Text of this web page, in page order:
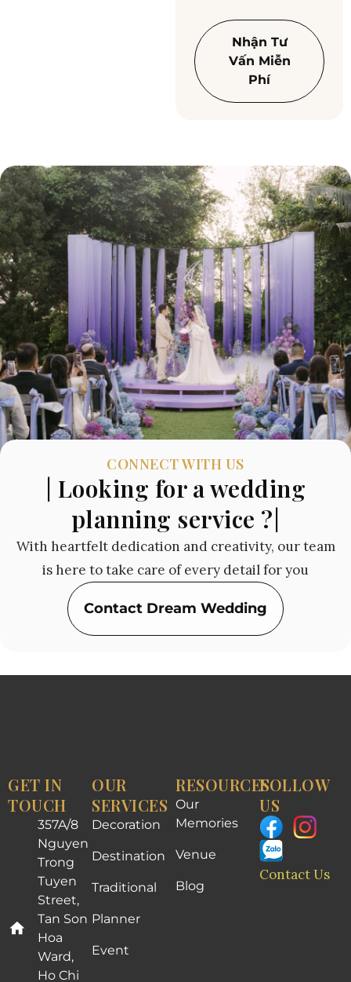
Nhận Tư
Vấn Miễn
Phí
CONNECT WITH US
| Looking for a wedding
planning service ?|
With heartfelt dedication and creativity, our team
is here to take care of every detail for you
Contact Dream Wedding
GET IN
TOUCH
357A/8
Nguyen
Trong
Tuyen
Street,
Tan Son
Hoa
Ward,
Ho Chi
OUR
SERVICES
Decoration
Destination
Traditional
Planner
Event
RESOURCES
Our
Memories
Venue
Blog
FOLLOW
US
Contact Us